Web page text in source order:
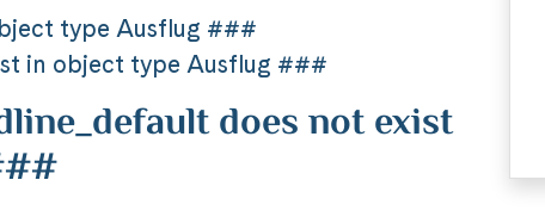
type Ausflug ###
in object type Ausflug ###
does not exist